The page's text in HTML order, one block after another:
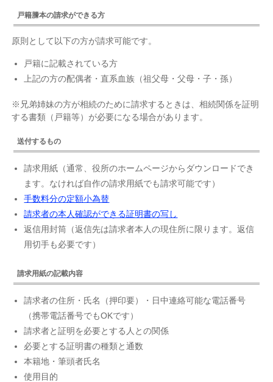
戸籍謄本の請求ができる方
原則として以下の方が請求可能です。
戸籍に記載されている方
上記の方の配偶者・直系血族（祖父母・父母・子・孫）
※兄弟姉妹の方が相続のために請求するときは、相続関係を証明
する書類（戸籍等）が必要になる場合があります。
送付するもの
請求用紙（通常、役所のホームページからダウンロードでき
ます。なければ自作の請求用紙でも請求可能です）
手数料分の定額小為替
請求者の本人確認ができる証明書の写し
返信用封筒（返信先は請求者本人の現住所に限ります。返信
用切手も必要です）
請求用紙の記載内容
請求者の住所・氏名（押印要）・日中連絡可能な電話番号
（携帯電話番号でもOKです）
請求者と証明を必要とする人との関係
必要とする証明書の種類と通数
本籍地・筆頭者氏名
使用目的